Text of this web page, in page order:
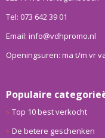
Tel: 073 642 39 01
Email: info@vdhpromo.nl
Openingsuren: ma t/m vr
Populaire
Top 10 best verkocht
De betere geschenken